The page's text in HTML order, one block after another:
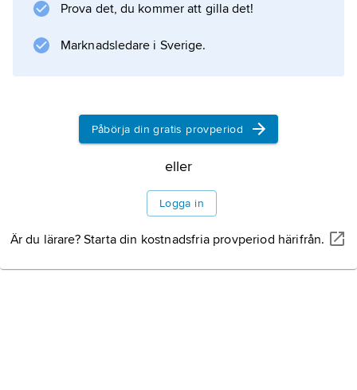
Prova det, du kommer att gilla det!
Marknadsledare i Sverige.
Påbörja din gratis provperiod
eller
Logga in
Är du lärare? Starta din kostnadsfria provperiod härifrån.